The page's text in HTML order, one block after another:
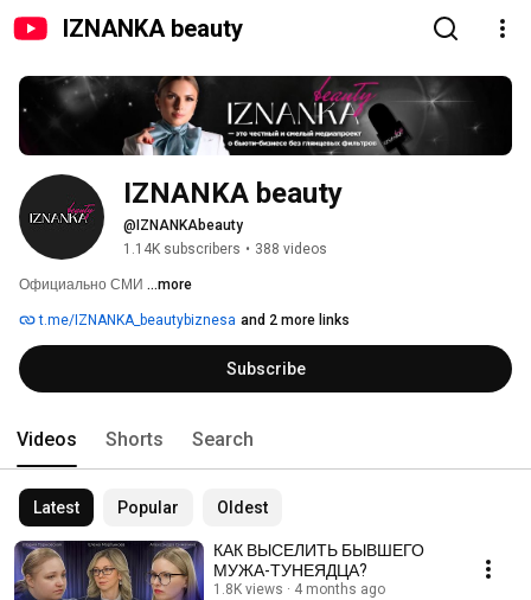
IZNANKA beauty
@IZNANKAbeauty
1.14K subscribers • 388 videos
Официально СМИ ...more
t.me/IZNANKA_beautybiznesa and 2 more links
Subscribe
Videos Shorts Search
Latest Popular Oldest
КАК ВЫСЕЛИТЬ БЫВШЕГО
МУЖА-ТУНЕЯДЦА?
1.8K views 4 months ago